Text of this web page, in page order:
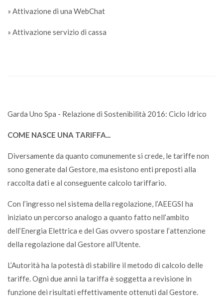
» Attivazione di una WebChat
» Attivazione servizio di cassa
Garda Uno Spa - Relazione di Sostenibilità 2016: Ciclo Idrico
COME NASCE UNA TARIFFA...
Diversamente da quanto comunemente si crede, le tariffe non
sono generate dal Gestore, ma esistono enti preposti alla
raccolta dati e al conseguente calcolo tariffario.
Con l’ingresso nel sistema della regolazione, l’AEEGSI ha
iniziato un percorso analogo a quanto fatto nell’ambito
dell’Energia Elettrica e del Gas ovvero spostare l’attenzione
della regolazione dal Gestore all’Utente.
L’Autorità ha la potestà di stabilire il metodo di calcolo delle
tariffe. Ogni due anni la tariffa è soggetta a revisione in
funzione dei risultati effettivamente ottenuti dal Gestore.